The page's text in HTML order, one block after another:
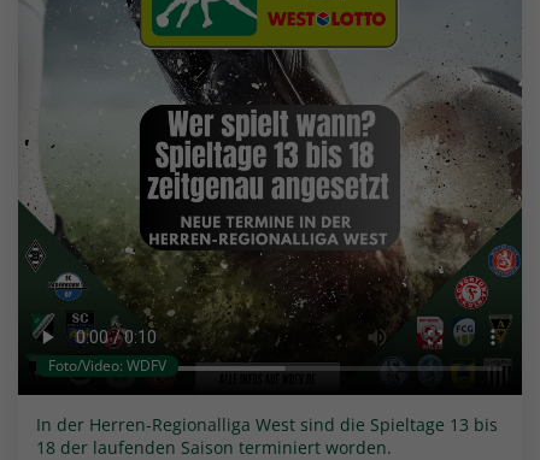
Foto/Video: WDFV
In der Herren-Regionalliga West sind die Spieltage 13 bis
18 der laufenden Saison terminiert worden.